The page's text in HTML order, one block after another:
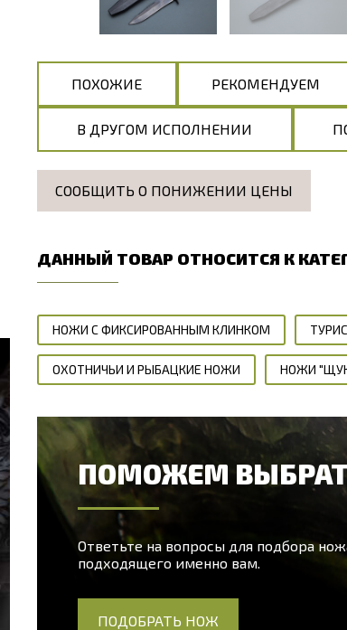
ПОХОЖИЕ РЕКОМЕНДУЕМ
В ДРУГОМ ИСПОЛНЕНИИ
СООБЩИТЬ О ПОНИЖЕНИИ ЦЕНЫ
ДАННЫЙ ТОВАР ОТНОСИТСЯ К
НОЖИ С ФИКСИРОВАННЫМ КЛИНКОМ
ОХОТНИЧЬИ И РЫБАЦКИЕ НОЖИ НОЖИ
ПОМОЖЕМ
Ответьте на вопросы для подбора
подходящего именно вам.
ПОДОБРАТЬ НОЖ